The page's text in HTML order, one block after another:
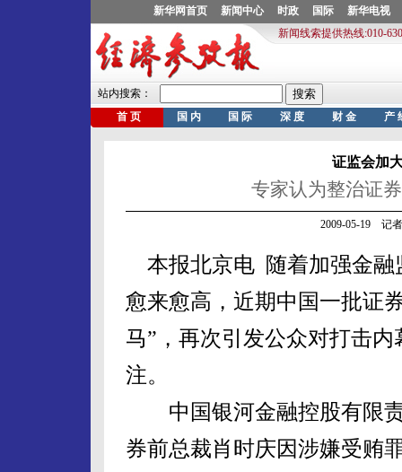
证监会加
专家认为整治证
2009-05-19 记
本报北京电 随着加强金融
愈来愈高，近期中国一批证
马”，再次引发公众对打击
注。
中国银河金融控股有限责
券前总裁肖时庆因涉嫌受贿